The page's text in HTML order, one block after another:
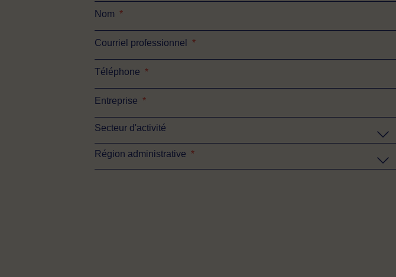
Nom *
Courriel professionnel *
Téléphone *
Entreprise *
Secteur d'activité
Région administrative *